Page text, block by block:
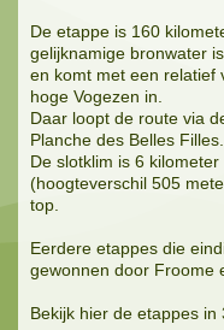
De etappe is 160
gelijknamige bronwater
en komt met een relatief
hoge Vogezen in.
Daar loopt de route via
Planche des Belles
De slotklim is 6
(hoogteverschil 505
top.
Eerdere etappes die
gewonnen door Froome
Bekijk hier de etappes in